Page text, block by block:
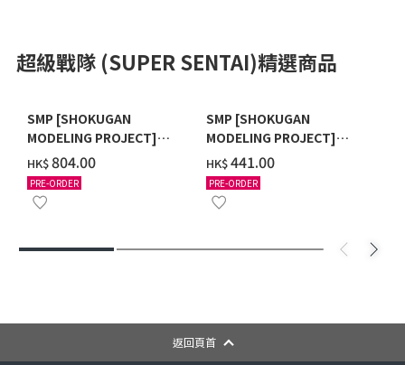
超級戰隊 (SUPER SENTAI)精選商品
SMP [SHOKUGAN
MODELING PROJECT]
POWER ANIMAL SERIES
EXTRA FULL SET W/O
GUM (WITH BONUS GIFT)
HK$‌804.00
PRE-ORDER
SMP [SHOKUGAN
MODELING PROJECT]
HYAKUJU GATTAI
GAOKING W/O GUM
HK$‌441.00
PRE-ORDER
返回頁首